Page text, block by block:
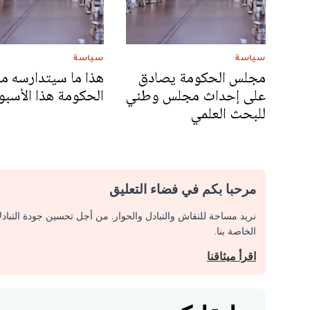
سياسة
مجلس الحكومة يصادق
على إحداث مجلس وطني
للبحث العلمي
سياسة
هذا ما سيتدارسه
الحكومة هذا
مرحبا بكم في فضاء التعليق
نريد مساحة للنقاش والتبادل والحوار. من أجل تحسين جودة
الخاصة بنا.
اقرأ ميثاقنا